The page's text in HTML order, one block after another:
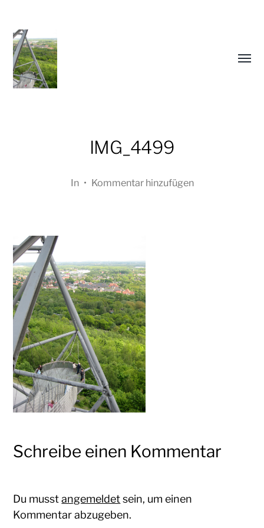
Oliver
Koschmieder
Menü
IMG_4499
In • Kommentar hinzufügen
Schreibe einen Kommentar
Du musstangemeldetsein, um einen
Kommentar abzugeben.